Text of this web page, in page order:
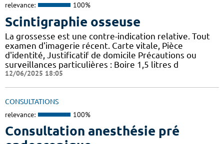
relevance: 100%
Scintigraphie osseuse
La grossesse est une contre-indication relative. Tout
examen d'imagerie récent. Carte vitale, Pièce
d'identité, Justificatif de domicile Précautions ou
surveillances particulières : Boire 1,5 litres d
12/06/2025 18:05
CONSULTATIONS
relevance: 100%
Consultation anesthésie pré